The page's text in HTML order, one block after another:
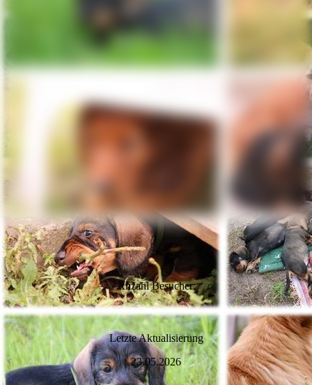
Anzahl Besucher:
Letzte Aktualisierung
23.05.2026